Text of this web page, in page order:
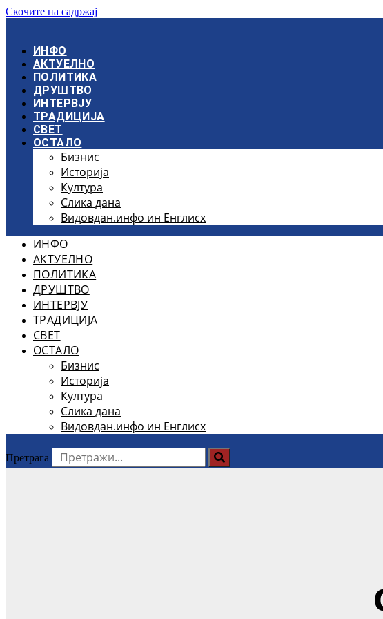
Скочите на садржај
ИНФО
АКТУЕЛНО
ПОЛИТИКА
ДРУШТВО
ИНТЕРВЈУ
ТРАДИЦИЈА
СВЕТ
ОСТАЛО
Бизнис
Историја
Култура
Слика дана
Видовдан.инфо ин Енглисх
ИНФО
АКТУЕЛНО
ПОЛИТИКА
ДРУШТВО
ИНТЕРВЈУ
ТРАДИЦИЈА
СВЕТ
ОСТАЛО
Бизнис
Историја
Култура
Слика дана
Видовдан.инфо ин Енглисх
Претрага